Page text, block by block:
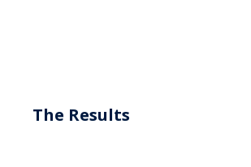
The Results